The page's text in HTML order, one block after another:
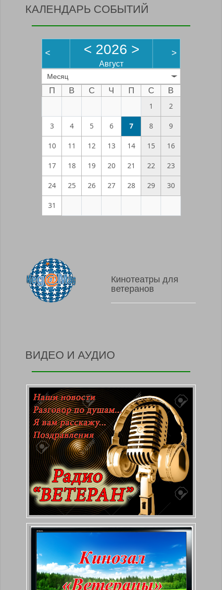
КАЛЕНДАРЬ СОБЫТИЙ
< < 2026 >
Август
>
Месяц
П В С Ч П С
В
1
2
3 4 5 6 7 8 9
10 11 12 13 14 15 16
17 18 19 20 21 22 23
24 25 26 27 28 29 30
31
Кинотеатры для
ветеранов
ВИДЕО И АУДИО